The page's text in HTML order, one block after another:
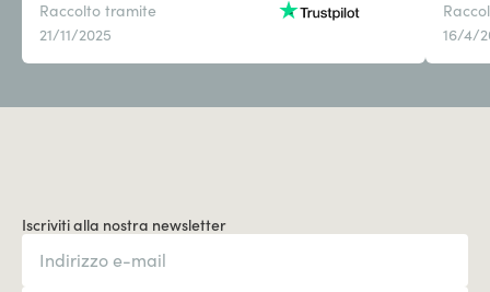
Raccolto tramite
21/11/2025
16/4/
Iscriviti alla nostra newsletter